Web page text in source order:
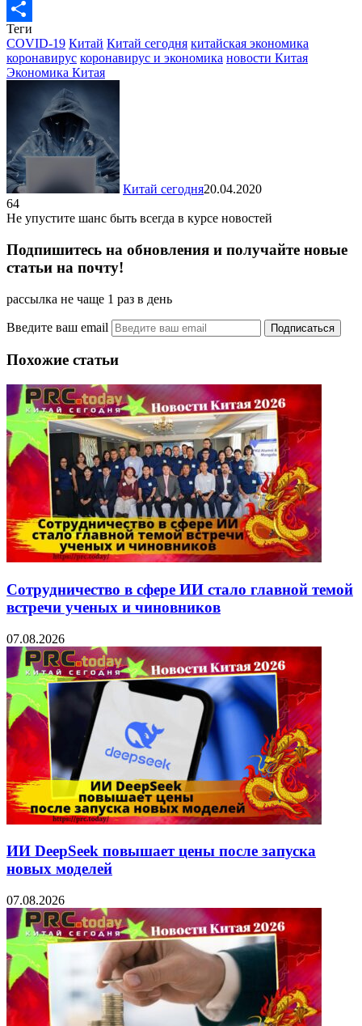
LiveJournal
Отправить
Теги
COVID-19 Китай Китай сегодня китайская экономика
коронавирус коронавирус и экономика новости Китая
Экономика Китая
Китай сегодня20.04.2020
64
Не упустите шанс быть всегда в курсе новостей
Подпишитесь на обновления и получайте новые
статьи на почту!
рассылка не чаще 1 раз в день
Введите ваш email
Похожие статьи
Сотрудничество в сфере ИИ стало главной темой
встречи ученых и чиновников
07.08.2026
ИИ DeepSeek повышает цены после запуска
новых моделей
07.08.2026